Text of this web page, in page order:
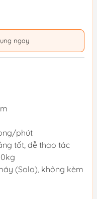
ngay
phút
tốt, dễ thao tác
(Solo), không kèm